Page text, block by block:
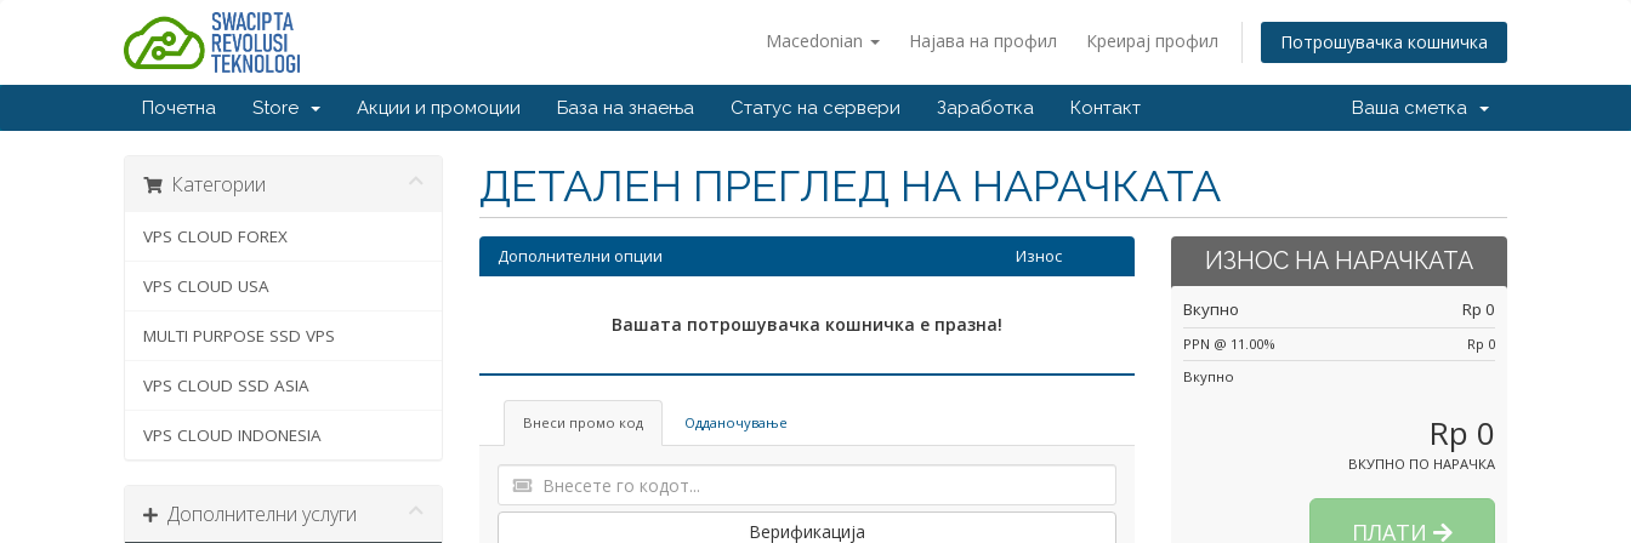
Macedonian Најава на профил Креирај профил Потрошувачка кошничка
Почетна Store Акции и промоции База на знаења Статус на сервери Заработка Контакт Ваша сметка
Категории
VPS CLOUD FOREX
VPS CLOUD USA
MULTI PURPOSE SSD VPS
VPS CLOUD SSD ASIA
VPS CLOUD INDONESIA
Дополнителни услуги
ДЕТАЛЕН ПРЕГЛЕД НА НАРАЧКАТА
Дополнителни опции Износ
Вашата потрошувачка кошничка е празна!
Внеси промо код Одданочување
Верификација
ИЗНОС НА НАРАЧКАТА
Вкупно Rp 0
PPN @ 11.00%
Rp 0
Вкупно
Rp 0
ВКУПНО ПО НАРАЧКА
ПЛАТИ